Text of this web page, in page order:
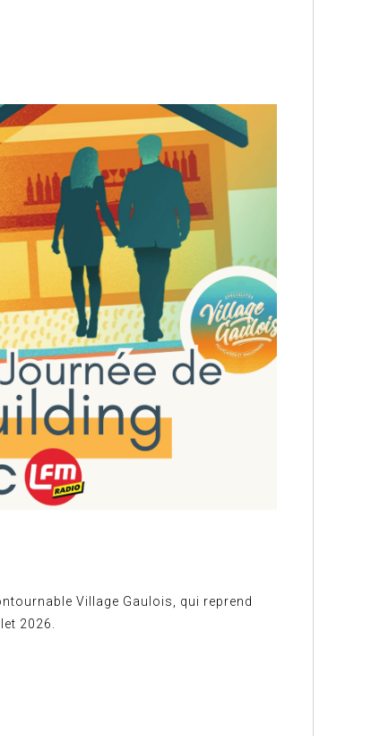
Village Gaulois, qui reprend
2026.